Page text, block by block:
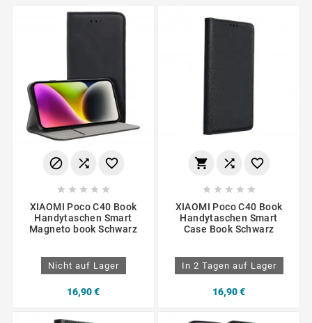
  
    
XIAOMI Poco C40 Book
Handytaschen Smart
Magneto book Schwarz
Nicht auf Lager
16,90 €
  
    
XIAOMI Poco C40 Book
Handytaschen Smart
Case Book Schwarz
In 2 Tagen auf Lager
16,90 €